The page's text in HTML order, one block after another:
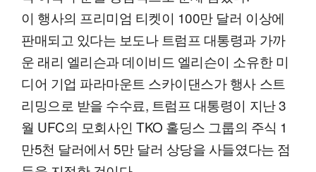
이 행사의 프리미엄 티켓이 100만 달러 이상에
판매되고 있다는 보도나 트럼프 대통령과 가까
운 래리 엘리슨과 데이비드 엘리슨이 소유한 미
디어 기업 파라마운트 스카이댄스가 행사 스트
리밍으로 받을 수수료, 트럼프 대통령이 지난 3
월 UFC의 모회사인 TKO 홀딩스 그룹의 주식 1
만5천 달러에서 5만 달러 상당을 사들였다는 점